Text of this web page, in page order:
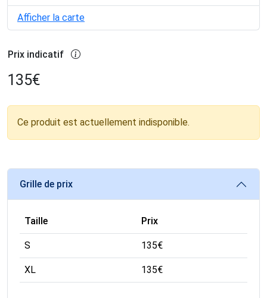
Afficher la carte
Prix indicatif
135€
Ce produit est actuellement indisponible.
Grille de prix
Taille Prix
S 135€
XL 135€